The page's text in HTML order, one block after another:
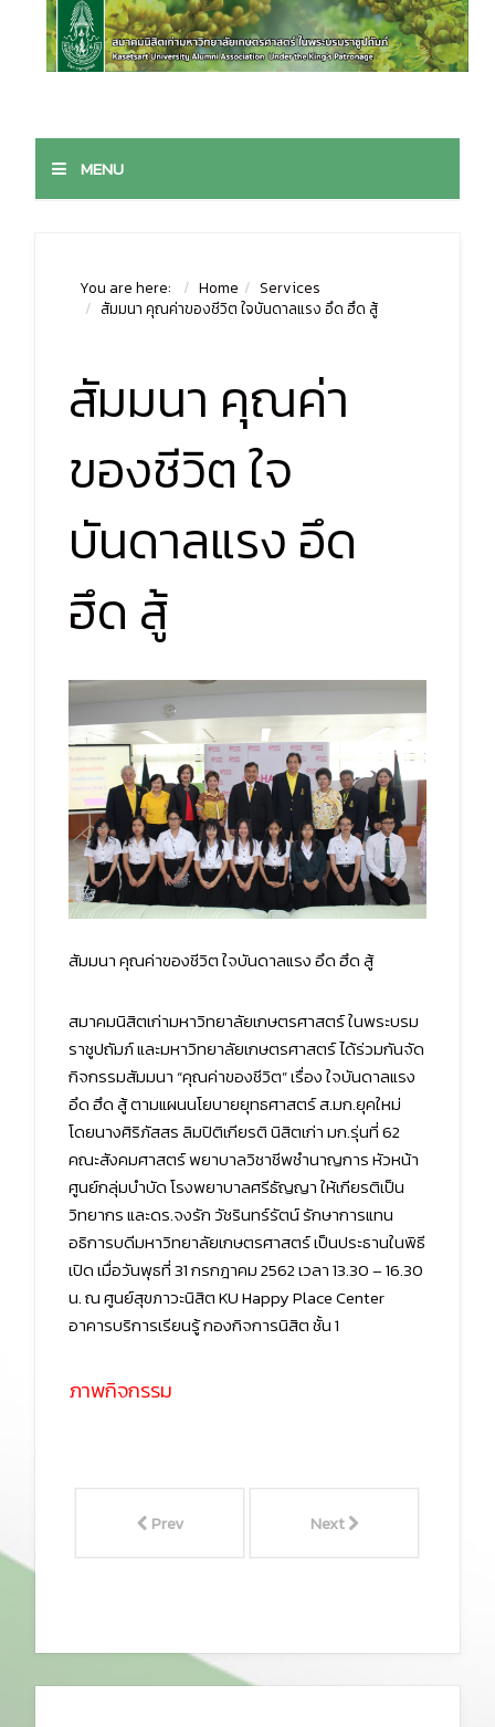
MENU
You are here: Home
Services
สัมมนา คุณค่าของชีวิต ใจบันดาลแรง อึด ฮึด สู้
สัมมนา คุณค่า
ของชีวิต ใจ
บันดาลแรง อึด
ฮึด สู้
สัมมนา คุณค่าของชีวิต ใจบันดาลแรง อึด ฮึด สู้
สมาคมนิสิตเก่ามหาวิทยาลัยเกษตรศาสตร์ ในพระบรม
ราชูปถัมภ์ และมหาวิทยาลัยเกษตรศาสตร์ ได้ร่วมกันจัด
กิจกรรมสัมมนา “คุณค่าของชีวิต” เรื่อง ใจบันดาลแรง
อึด ฮึด สู้ ตามแผนนโยบายยุทธศาสตร์ ส.มก.ยุคใหม่
โดยนางศิริภัสสร ลิมปิติเกียรติ นิสิตเก่า มก.รุ่นที่ 62
คณะสังคมศาสตร์ พยาบาลวิชาชีพชำนาญการ หัวหน้า
ศูนย์กลุ่มบำบัด โรงพยาบาลศรีธัญญา ให้เกียรติเป็น
วิทยากร และดร.จงรัก วัชรินทร์รัตน์ รักษาการแทน
อธิการบดีมหาวิทยาลัยเกษตรศาสตร์ เป็นประธานในพิธี
เปิด เมื่อวันพุธที่ 31 กรกฎาคม 2562 เวลา 13.30 – 16.30
น. ณ ศูนย์สุขภาวะนิสิต KU Happy Place Center
อาคารบริการเรียนรู้ กองกิจการนิสิต ชั้น 1
ภาพกิจกรรม
Prev Next